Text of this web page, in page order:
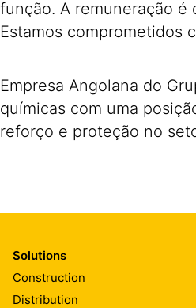
função. A remuneração é
Estamos comprometidos
Empresa Angolana do
químicas com uma
reforço e proteção no
Solutions
Construction
Distribution